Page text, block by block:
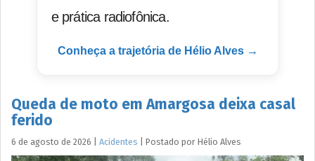
e prática radiofônica.
Conheça a trajetória de Hélio Alves →
Queda de moto em Amargosa deixa casal
ferido
6 de agosto de 2026 Acidentes Postado por Hélio Alves